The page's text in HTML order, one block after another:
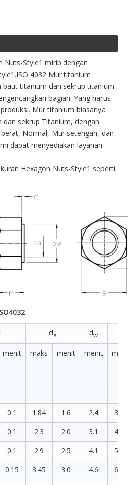
Nuts-Style1 mirip dengan
4032 Mur titanium
baut titanium dan sekrup titanium
bagian. Yang harus
Mur titanium biasanya
sekrup Titanium, dengan
Normal, Mur setengah, dan
dapat menyediakan layanan
Hexagon Nuts-Style1 seperti
da dw
menit maks menit menit
0.1 1.84 1.6 2.4
3.41
0.1 2.3 2.0 3.1
4.32
0.1 2.9 2.5 4.1
5.45
0.15 3.45 3.0 4.6
6.01